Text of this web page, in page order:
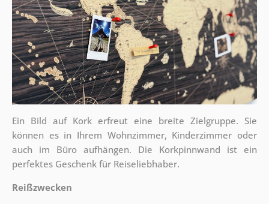
Ein Bild auf Kork erfreut eine breite Zielgruppe. Sie
können es in Ihrem Wohnzimmer, Kinderzimmer oder
auch im Büro aufhängen. Die Korkpinnwand ist ein
perfektes Geschenk für Reiseliebhaber.
Reißzwecken